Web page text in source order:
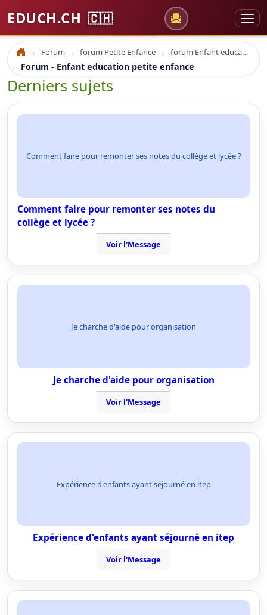
EDUCH.CH 🇨🇭
Accueil Forum forum Petite Enfance forum Enfant education petite enfance
Forum - Enfant education petite enfance
Derniers sujets
Comment faire pour remonter ses notes du collège et lycée ?
Comment faire pour remonter ses notes du
collège et lycée ?
Voir l'Message
Je charche d'aide pour organisation
Je charche d'aide pour organisation
Voir l'Message
Expérience d'enfants ayant séjourné en itep
Expérience d'enfants ayant séjourné en itep
Voir l'Message